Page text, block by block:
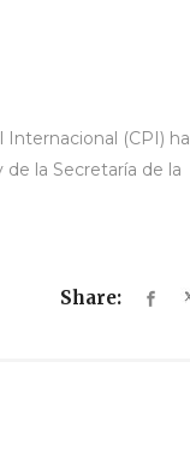
(CPI) ha
la Secretaría de la
Share: